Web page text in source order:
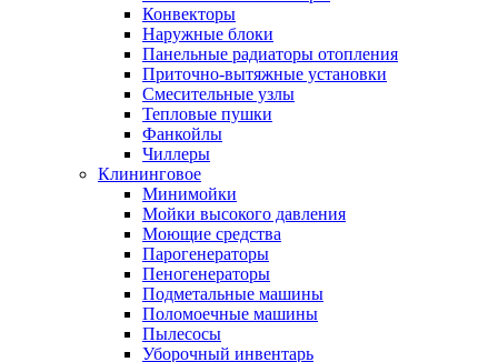
Конвекторы
Наружные блоки
Панельные радиаторы отопления
Приточно-вытяжные установки
Смесительные узлы
Тепловые пушки
Фанкойлы
Чиллеры
Клининговое
Минимойки
Мойки высокого давления
Моющие средства
Парогенераторы
Пеногенераторы
Подметальные машины
Поломоечные машины
Пылесосы
Уборочный инвентарь